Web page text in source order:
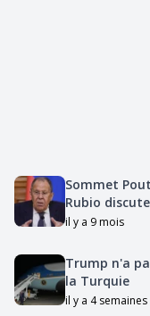
Sommet
Rubio
il y a 9 mois
Trump n'a
la Turquie
il y a 4 semaines